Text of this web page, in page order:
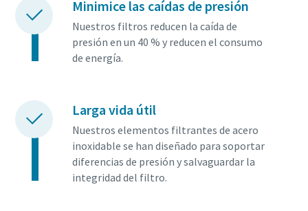
Minimice las caídas de presión
Nuestros filtros reducen la caída de
presión en un 40 % y reducen el consumo
de energía.
Larga vida útil
Nuestros elementos filtrantes de acero
inoxidable se han diseñado para soportar
diferencias de presión y salvaguardar la
integridad del filtro.